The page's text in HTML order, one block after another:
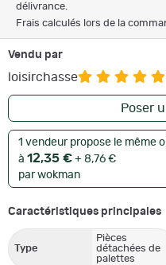
délivrance.
Frais calculés lors de la
Vendu par
loisirchasse
Poser
1 vendeur propose le même
à 12,35 € + 8,76 €
par wokman
Caractéristiques principales
Type
Pièces
détachées de
palettes